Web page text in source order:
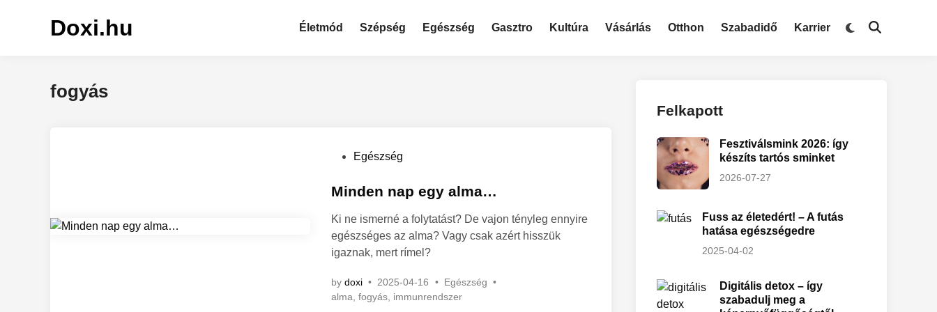
Doxi.hu Életmód Szépség Egészség Gasztro Kultúra Vásárlás Otthon Szabadidő Karrier
fogyás
s
e
d
i
Egészség
Minden nap egy alma…
Ki ne ismerné a folytatást? De vajon tényleg ennyire
egészséges az alma? Vagy csak azért hisszük
igaznak, mert rímel?
by doxi • 2025-04-16 • P
o
Egészség •
alma fogyás, immunrendszer
Felkapott
Fesztiválsmink 2026: így
készíts tartós sminket
2026-07-27
Fuss az életedért! – A futás
hatása egészségedre
2025-04-02
Digitális detox – így
szabadulj meg a